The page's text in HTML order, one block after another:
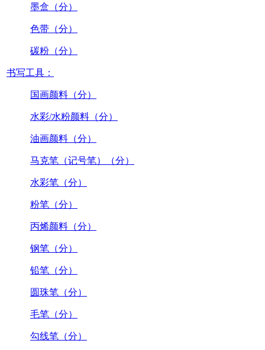
墨盒（分）
色带（分）
碳粉（分）
书写工具：
国画颜料（分）
水彩/水粉颜料（分）
油画颜料（分）
马克笔（记号笔）（分）
水彩笔（分）
粉笔（分）
丙烯颜料（分）
钢笔（分）
铅笔（分）
圆珠笔（分）
毛笔（分）
勾线笔（分）